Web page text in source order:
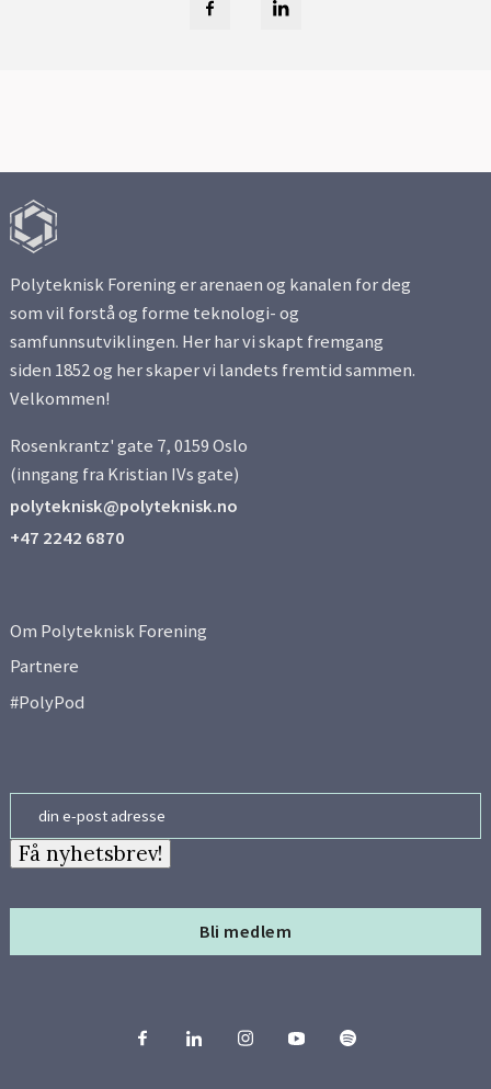
Polyteknisk Forening er arenaen og kanalen for deg
som vil forstå og forme teknologi- og
samfunnsutviklingen. Her har vi skapt fremgang
siden 1852 og her skaper vi landets fremtid sammen.
Velkommen!
Rosenkrantz' gate 7, 0159 Oslo
(inngang fra Kristian IVs gate)
polyteknisk@polyteknisk.no
+47 2242 6870
Om Polyteknisk Forening
Partnere
#PolyPod
Bli medlem
Få nyhetsbrev!